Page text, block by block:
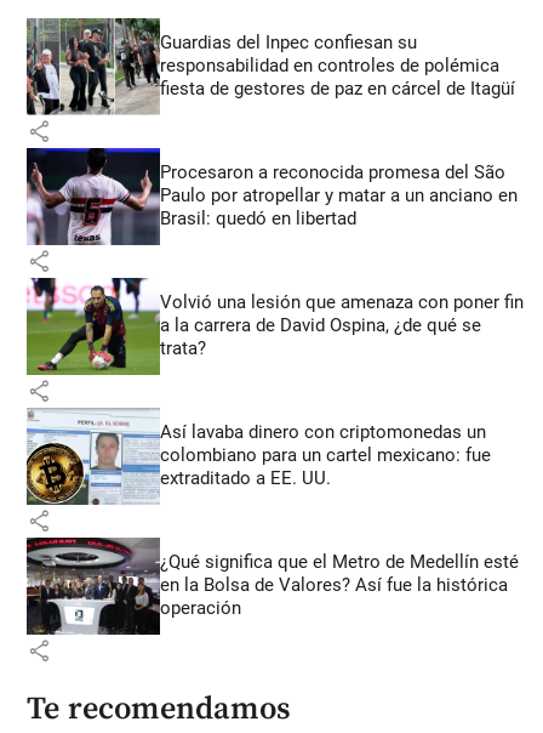
Guardias del Inpec confiesan su
responsabilidad en controles de polémica
fiesta de gestores de paz en cárcel de Itagüí
share
Procesaron a reconocida promesa del São
Paulo por atropellar y matar a un anciano en
Brasil: quedó en libertad
share
Volvió una lesión que amenaza con poner fin
a la carrera de David Ospina, ¿de qué se
trata?
share
Así lavaba dinero con criptomonedas un
colombiano para un cartel mexicano: fue
extraditado a EE. UU.
share
¿Qué significa que el Metro de Medellín esté
en la Bolsa de Valores? Así fue la histórica
operación
share
Te recomendamos